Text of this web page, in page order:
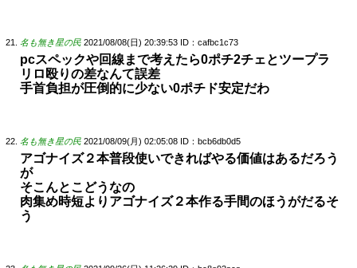
名も無き星の民 2021/08/08(日) 20:39:53 ID：cafbc1c73
pcスペックや回線まで考えたら0ポチ2チェとツープラ
リロ殴りの差なんて誤差
手首負担が圧倒的に少ない0ポチド安定だわ
名も無き星の民 2021/08/09(月) 02:05:08 ID：bcb6db0d5
アゴナイズ２本普段使いできればやる価値はあるだろう
が
そこんとこどうなの
肉集め時短よりアゴナイズ２本作る手間のほうがだるそ
う